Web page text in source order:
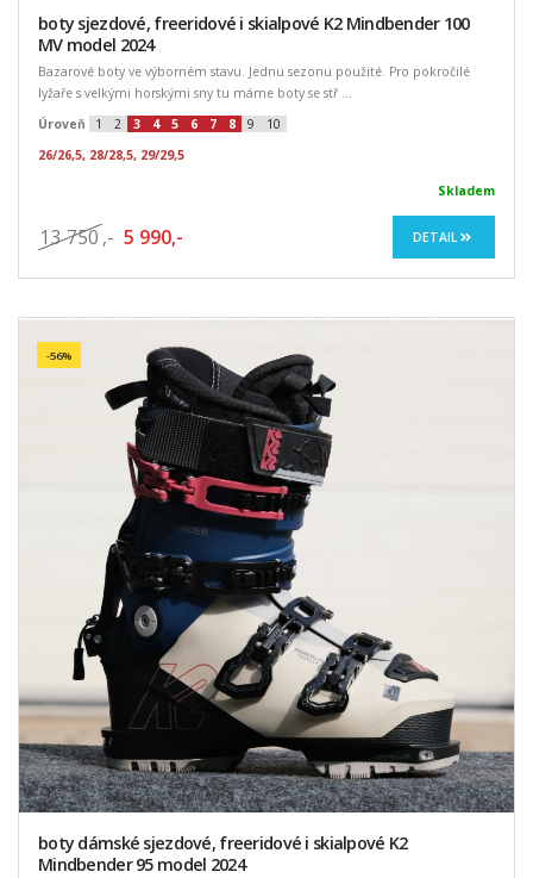
boty sjezdové, freeridové i skialpové K2 Mindbender 100
MV model 2024
Bazarové boty ve výborném stavu. Jednu sezonu použité. Pro pokročilé
lyžaře s velkými horskými sny tu máme boty se stř ...
Úroveň
1 2 3 4 5 6 7 8 9
10
26/26,5, 28/28,5, 29/29,5
Skladem
13 750 ,- 5 990,- DETAIL
-56%
boty dámské sjezdové, freeridové i skialpové K2
Mindbender 95 model 2024